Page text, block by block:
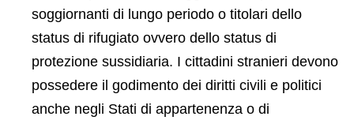
soggiornanti di lungo periodo o titolari dello
status di rifugiato ovvero dello status di
protezione sussidiaria. I cittadini stranieri devono
possedere il godimento dei diritti civili e politici
anche negli Stati di appartenenza o di